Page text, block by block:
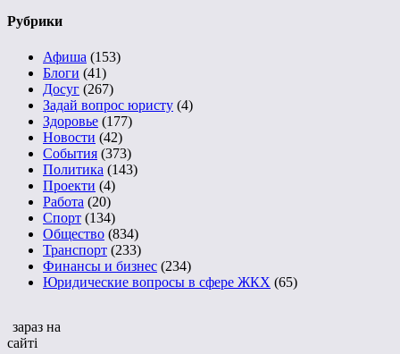
Рубрики
Афиша (153)
Блоги (41)
Досуг (267)
Задай вопрос юристу (4)
Здоровье (177)
Новости (42)
События (373)
Политика (143)
Проекти (4)
Работа (20)
Спорт (134)
Общество (834)
Транспорт (233)
Финансы и бизнес (234)
Юридические вопросы в сфере ЖКХ (65)
зараз на
сайті